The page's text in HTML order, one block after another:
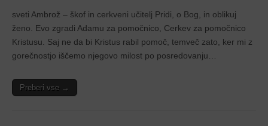
sveti Ambrož – škof in cerkveni učitelj Pridi, o Bog, in oblikuj
ženo. Evo zgradi Adamu za pomočnico, Cerkev za pomočnico
Kristusu. Saj ne da bi Kristus rabil pomoč, temveč zato, ker mi z
gorečnostjo iščemo njegovo milost po posredovanju…
Preberi vse →